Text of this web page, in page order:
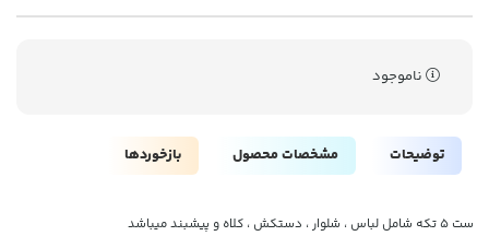
ناموجود
توضیحات مشخصات محصول بازخوردها
ست ۵ تکه شامل لباس ، شلوار ، دستکش ، کلاه و پیشبند میباشد